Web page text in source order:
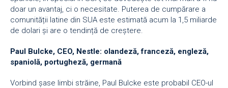
doar un avantaj, ci o necesitate. Puterea de cumpărare a
comunității latine din SUA este estimată acum la 1,5 miliarde
de dolari și are o tendință de creștere.
Paul Bulcke, CEO, Nestle: olandeză, franceză, engleză,
spaniolă, portugheză, germană
Vorbind șase limbi străine, Paul Bulcke este probabil CEO-ul